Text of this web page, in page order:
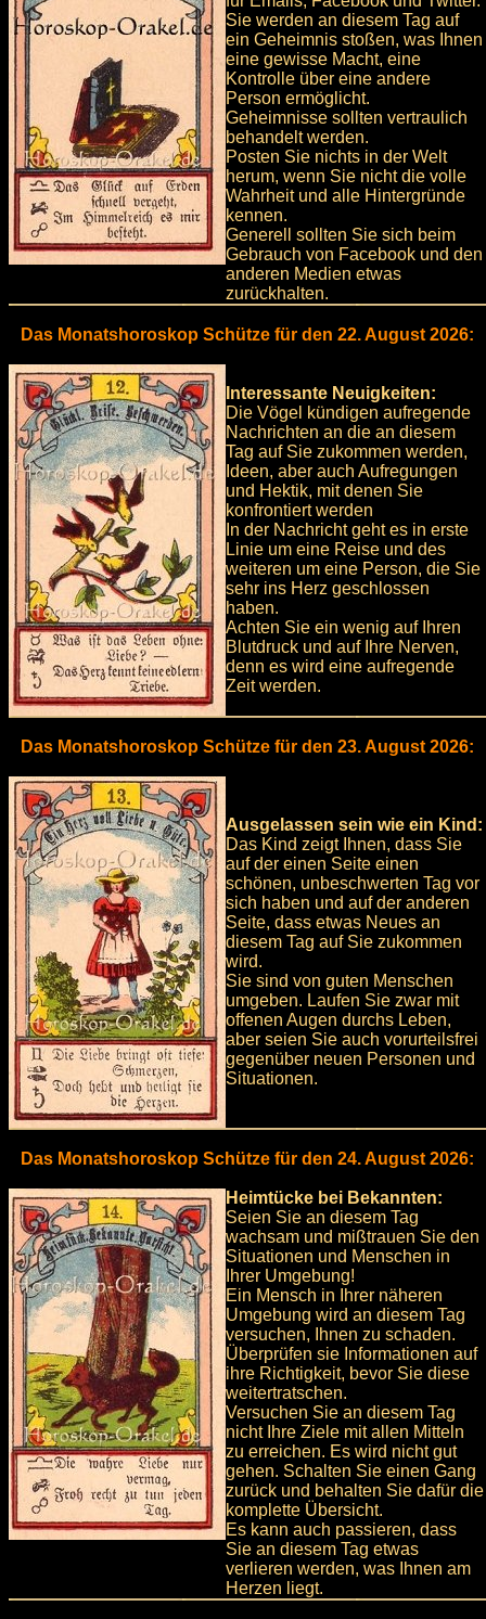
Sie werden an diesem Tag auf
ein Geheimnis stoßen, was Ihnen
eine gewisse Macht, eine
Kontrolle über eine andere
Person ermöglicht.
Geheimnisse sollten vertraulich
behandelt werden.
Posten Sie nichts in der Welt
herum, wenn Sie nicht die volle
Wahrheit und alle Hintergründe
kennen.
Generell sollten Sie sich beim
Gebrauch von Facebook und den
anderen Medien etwas
zurückhalten.
Das Monatshoroskop Schütze für den 22. August 2026:
Interessante Neuigkeiten:
Die Vögel kündigen aufregende
Nachrichten an die an diesem
Tag auf Sie zukommen werden,
Ideen, aber auch Aufregungen
und Hektik, mit denen Sie
konfrontiert werden
In der Nachricht geht es in erste
Linie um eine Reise und des
weiteren um eine Person, die Sie
sehr ins Herz geschlossen
haben.
Achten Sie ein wenig auf Ihren
Blutdruck und auf Ihre Nerven,
denn es wird eine aufregende
Zeit werden.
Das Monatshoroskop Schütze für den 23. August 2026:
Ausgelassen sein wie ein Kind:
Das Kind zeigt Ihnen, dass Sie
auf der einen Seite einen
schönen, unbeschwerten Tag vor
sich haben und auf der anderen
Seite, dass etwas Neues an
diesem Tag auf Sie zukommen
wird.
Sie sind von guten Menschen
umgeben. Laufen Sie zwar mit
offenen Augen durchs Leben,
aber seien Sie auch vorurteilsfrei
gegenüber neuen Personen und
Situationen.
Das Monatshoroskop Schütze für den 24. August 2026:
Heimtücke bei Bekannten:
Seien Sie an diesem Tag
wachsam und mißtrauen Sie den
Situationen und Menschen in
Ihrer Umgebung!
Ein Mensch in Ihrer näheren
Umgebung wird an diesem Tag
versuchen, Ihnen zu schaden.
Überprüfen sie Informationen auf
ihre Richtigkeit, bevor Sie diese
weitertratschen.
Versuchen Sie an diesem Tag
nicht Ihre Ziele mit allen Mitteln
zu erreichen. Es wird nicht gut
gehen. Schalten Sie einen Gang
zurück und behalten Sie dafür die
komplette Übersicht.
Es kann auch passieren, dass
Sie an diesem Tag etwas
verlieren werden, was Ihnen am
Herzen liegt.